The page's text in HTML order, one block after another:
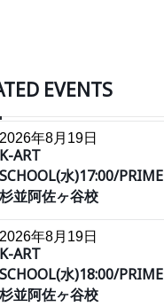
EVENTS
2026年8月19日
K-ART
SCHOOL(水)17:00/PRIME
杉並阿佐ヶ谷校
2026年8月19日
K-ART
SCHOOL(水)18:00/PRIME
杉並阿佐ヶ谷校